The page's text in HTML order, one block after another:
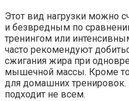
Этот вид нагрузки можно
и безвредным по
тренингом или
часто рекомендуют
сжигания жира при
мышечной массы. Кроме
для домашних тренировок.
подходит не всем.